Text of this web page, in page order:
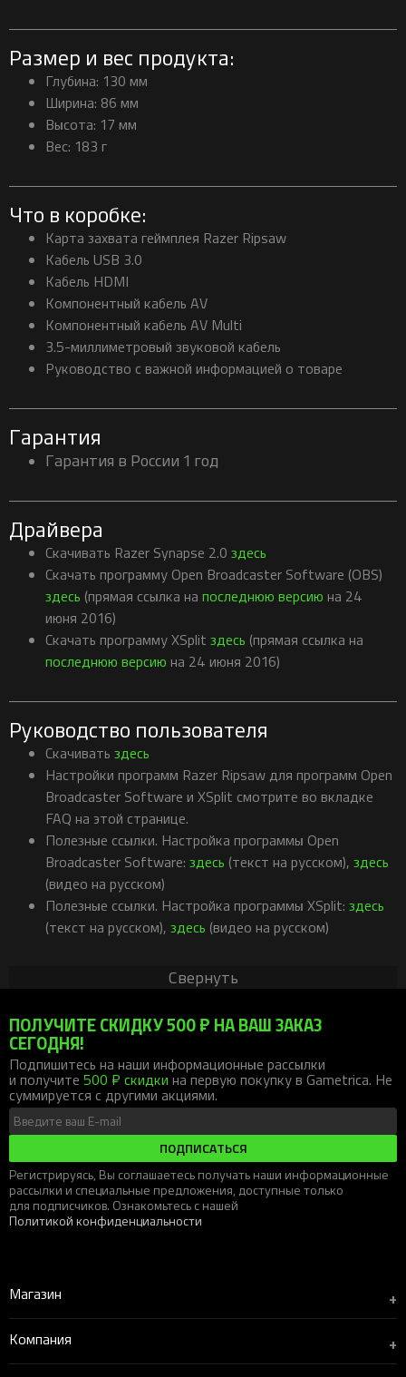
Размер и вес продукта:
Глубина: 130 мм
Ширина: 86 мм
Высота: 17 мм
Вес: 183 г
Что в коробке:
Карта захвата геймплея Razer Ripsaw
Кабель USB 3.0
Кабель HDMI
Компонентный кабель AV
Компонентный кабель AV Multi
3.5-миллиметровый звуковой кабель
Руководство с важной информацией о товаре
Гарантия
Гарантия в России 1 год
Драйвера
Скачивать Razer Synapse 2.0 здесь
Скачать программу Open Broadcaster Software (OBS)
здесь (прямая ссылка на последнюю версию на 24
июня 2016)
Скачать программу XSplit здесь (прямая ссылка на
последнюю версию на 24 июня 2016)
Руководство пользователя
Скачивать здесь
Настройки программ Razer Ripsaw для программ Open
Broadcaster Software и XSplit смотрите во вкладке
FAQ на этой странице.
Полезные ссылки. Настройка программы Open
Broadcaster Software: здесь (текст на русском), здесь
(видео на русском)
Полезные ссылки. Настройка программы XSplit: здесь
(текст на русском), здесь (видео на русском)
Свернуть
ПОЛУЧИТЕ СКИДКУ 500 ₽ НА ВАШ ЗАКАЗ
СЕГОДНЯ!
Подпишитесь на наши информационные рассылки
и получите 500 ₽ скидкина первую покупку в Gametrica. Не
суммируется с другими акциями.
ПОДПИСАТЬСЯ
Регистрируясь, Вы соглашаетесь получать наши информационные
рассылки и специальные предложения, доступные только
для подписчиков. Ознакомьтесь с нашей
Политикой конфиденциальности
Магазин +
Компания +